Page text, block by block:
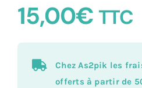
15,00€ TTC
Chez As2pik les
offerts à partir de